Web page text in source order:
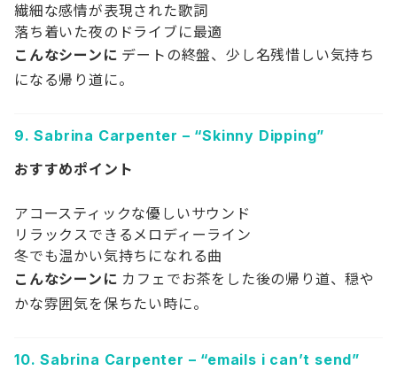
繊細な感情が表現された歌詞
落ち着いた夜のドライブに最適
こんなシーンに デートの終盤、少し名残惜しい気持ち
になる帰り道に。
9.Sabrina Carpenter – “Skinny Dipping”
おすすめポイント
アコースティックな優しいサウンド
リラックスできるメロディーライン
冬でも温かい気持ちになれる曲
こんなシーンに カフェでお茶をした後の帰り道、穏や
かな雰囲気を保ちたい時に。
10.Sabrina Carpenter – “emails i can’t send”